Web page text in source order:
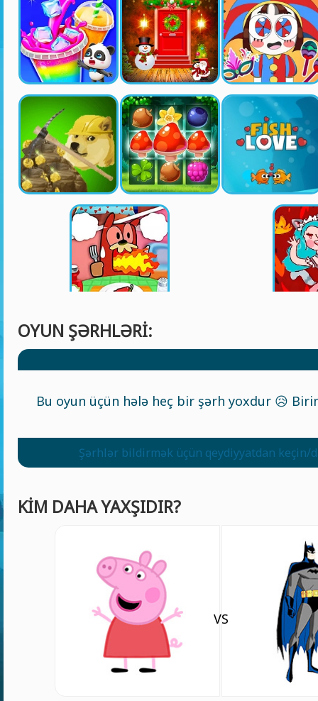
OYUN ŞƏRHLƏRI:
Bu oyun üçün hələ heç bir şərh yoxdur 😥
Şərhlər bildirmək üçün qeydiyyatdan keçin/
KIM DAHA YAXŞIDIR?
VS